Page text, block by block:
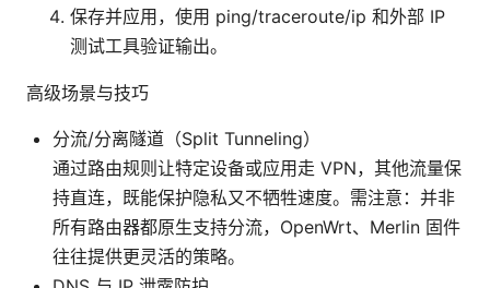
保存并应用，使用 ping/traceroute/ip 和外部 IP
测试工具验证输出。
高级场景与技巧
分流/分离隧道（Split Tunneling）
通过路由规则让特定设备或应用走 VPN，其他流量保
持直连，既能保护隐私又不牺牲速度。需注意：并非
所有路由器都原生支持分流，OpenWrt、Merlin 固件
往往提供更灵活的策略。